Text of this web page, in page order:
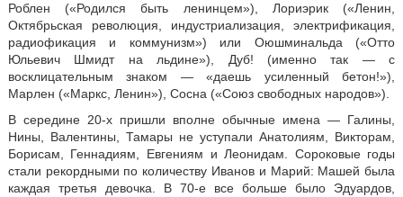
Роблен («Родился быть ленинцем»), Лориэрик («Ленин,
Октябрьская революция, индустриализация, электрификация,
радиофикация и коммунизм») или Оюшминальда («Отто
Юльевич Шмидт на льдине»), Дуб! (именно так — с
восклицательным знаком — «даешь усиленный бетон!»),
Марлен («Маркс, Ленин»), Сосна («Союз свободных народов»).
В середине 20-х пришли вполне обычные имена — Галины,
Нины, Валентины, Тамары не уступали Анатолиям, Викторам,
Борисам, Геннадиям, Евгениям и Леонидам. Сороковые годы
стали рекордными по количеству Иванов и Марий: Машей была
каждая третья девочка. В 70-е все больше было Эдуардов,